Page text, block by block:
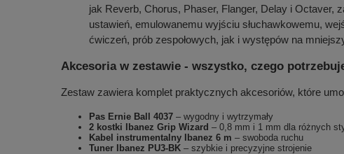
jak Reverb, Chorus, Phaser, Flanger, Delay i
ustawień, emulowanemu wyjściu słuchawkowemu,
ćwiczeń, prób zespołowych, jak i występów na
Akcesoria w zestawie - wszystko, czego
Zestaw zawiera komplet praktycznych akcesoriów, które
Pas Ernie Ball 4037 – wygodny i wytrzymały
2 kostki Ibanez Grip Wizard – 0,8 mm i 1 mm dla różnych
Kabel instrumentalny Ibanez 6 m – swoboda ruchu
Tuner Ibanez PU3-BK – szybkie i precyzyjne strojenie